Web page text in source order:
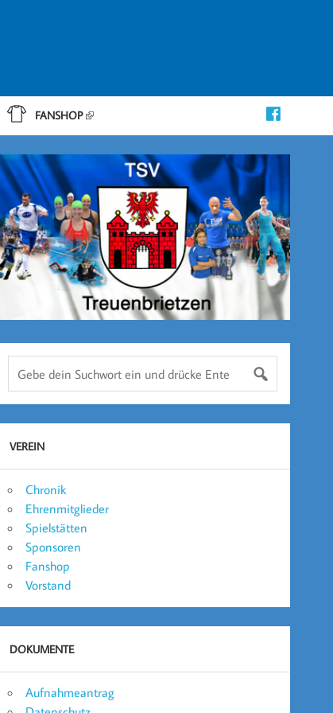
FANSHOP
VEREIN
Chronik
Ehrenmitglieder
Spielstätten
Sponsoren
Fanshop
Vorstand
DOKUMENTE
Aufnahmeantrag